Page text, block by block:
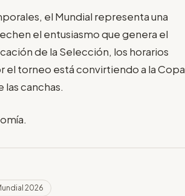
el Mundial representa una
el entusiasmo que genera el
de la Selección, los horarios
torneo está convirtiendo a la Copa
canchas.
2026